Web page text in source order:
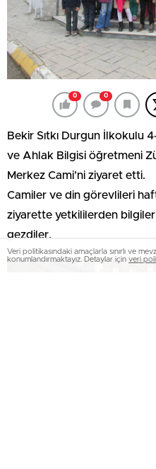
0 0
Bekir Sıtkı Durgun İlkokulu
ve Ahlak Bilgisi öğretmeni
Merkez Cami’ni ziyaret etti.
Camiler ve din görevlileri
ziyarette yetkililerden
gezdiler.
Veri politikasındaki amaçlarla sınırlı ve
konumlandırmaktayız. Detaylar için veri